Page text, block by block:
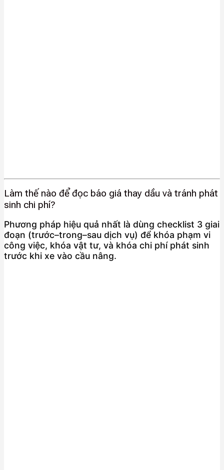
Làm thế nào để đọc báo giá thay dầu và tránh phát
sinh chi phí?
Phương pháp hiệu quả nhất là dùng checklist 3 giai
đoạn (trước–trong–sau dịch vụ) để khóa phạm vi
công việc, khóa vật tư, và khóa chi phí phát sinh
trước khi xe vào cầu nâng.